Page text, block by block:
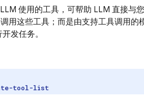
使用的工具，可帮助 LLM 直接与
用这些工具；而是由支持工具调用
发任务。
tool-list